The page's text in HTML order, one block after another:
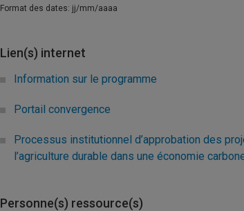
Format des dates: jj/mm/aaaa
Lien(s) internet
Information sur le programme
Portail convergence
Processus institutionnel d’approbation des
l’agriculture durable dans une économie
Personne(s) ressource(s)